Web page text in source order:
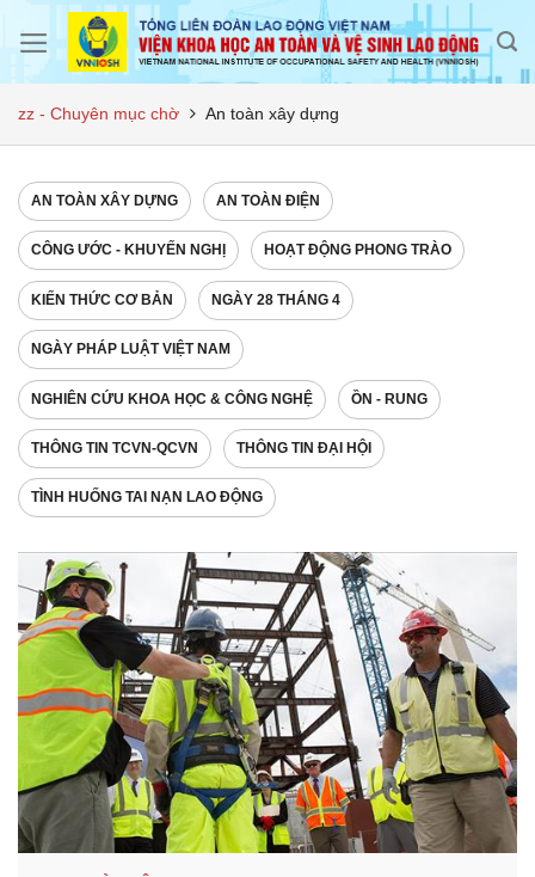
zz - Chuyên mục chờ An toàn xây dựng
AN TOÀN XÂY DỰNG AN TOÀN ĐIỆN
CÔNG ƯỚC - KHUYẾN NGHỊ HOẠT ĐỘNG PHONG TRÀO
KIẾN THỨC CƠ BẢN NGÀY 28 THÁNG 4
NGÀY PHÁP LUẬT VIỆT NAM
NGHIÊN CỨU KHOA HỌC & CÔNG NGHỆ ỒN - RUNG
THÔNG TIN TCVN-QCVN THÔNG TIN ĐẠI HỘI
TÌNH HUỐNG TAI NẠN LAO ĐỘNG